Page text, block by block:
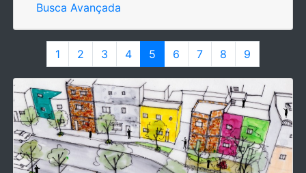
Busca Avançada
1 2 3 4 5 6 7 8 9